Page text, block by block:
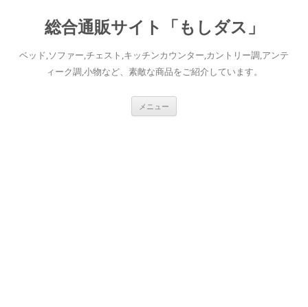
総合通販サイト「もしダス」
ベッド,ソファー,チェスト,キッチンカウンター,カントリー調,アンテ
ィーク調,小物など、素敵な商品をご紹介しています。
メニュー